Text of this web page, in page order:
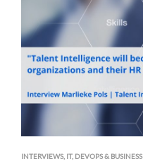
INTERVIEWS, IT, DEVOPS & BUSINESS